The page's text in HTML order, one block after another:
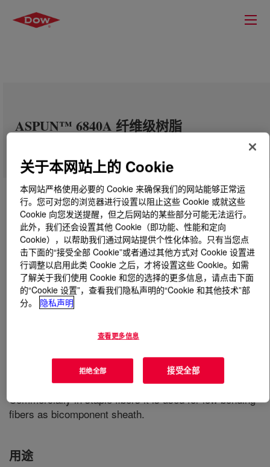
ASPUN™ 6840A 纤维级树脂
什么是ASPUN™ 6840A 纤维级树脂?
staple fiber and spunbond production processes.
Commercial uses are in the non-woven areas offering
excellent softness and drapability and direct thermal
bonding of fabric to fabric or fabric to polyethylene film.
Commercially in staple fibers it is used for low bonding
fibers as bicomponent sheath.
用途
关于本网站上的 Cookie
本网站严格使用必要的 Cookie 来确保我们的网站能够正常运
行。您可对您的浏览器进行设置以阻止这些 Cookie 或就这些
Cookie 向您发送提醒，但之后网站的某些部分可能无法运行。
此外，我们还会设置其他 Cookie（即功能、性能和定向
Cookie），以帮助我们通过网站提供个性化体验。只有当您点
击下面的“接受全部 Cookie”或者通过其他方式对 Cookie 设置进
行调整以启用此类 Cookie 之后，才将设置这些 Cookie。如需
了解关于我们使用 Cookie 和您的选择的更多信息，请点击下面
的“Cookie 设置”，查看我们隐私声明的“Cookie 和其他技术”部
分。
隐私声明
查看更多信息
拒绝全部 接受全部